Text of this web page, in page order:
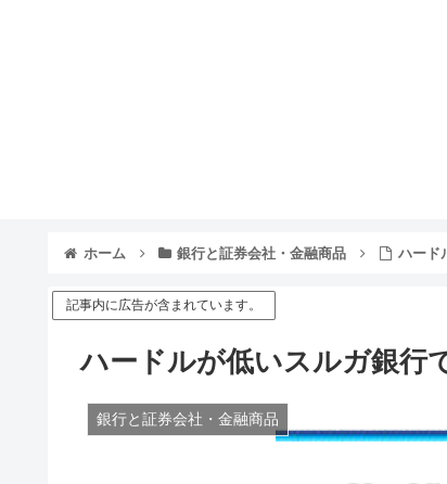
ホーム 銀行と証券会社・金融商品 ハード
記事内に広告が含まれています。
ハードルが低いスルガ銀行
銀行と証券会社・金融商品